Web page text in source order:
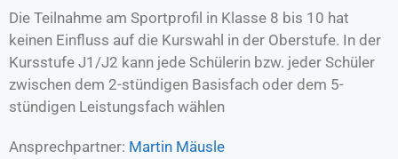
Die Teilnahme am Sportprofil in Klasse 8 bis 10 hat
keinen Einfluss auf die Kurswahl in der Oberstufe. In der
Kursstufe J1/J2 kann jede Schülerin bzw. jeder Schüler
zwischen dem 2-stündigen Basisfach oder dem 5-
stündigen Leistungsfach wählen
Ansprechpartner: Martin Mäusle